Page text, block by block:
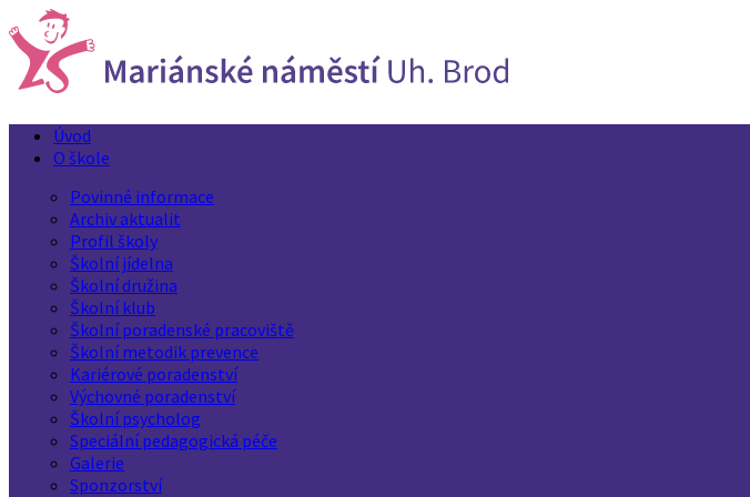
Úvod
O škole
Povinné informace
Archiv aktualit
Profil školy
Školní jídelna
Školní družina
Školní klub
Školní poradenské pracoviště
Školní metodik prevence
Kariérové poradenství
Výchovné poradenství
Školní psycholog
Speciální pedagogická péče
Galerie
Sponzorství